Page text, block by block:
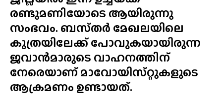
രണ്ടുമണിയോടെ ആയിരുന്നു
സംഭവം. ബസ്‌തർ മേഖലയിലെ
കുത്രയിലേക്ക് പോവുകയായിരുന്ന
ജവാൻമാരുടെ വാഹനത്തിന്
നേരെയാണ് മാവോയിസ്‌റ്റുകളുടെ
ആക്രമണം ഉണ്ടായത്.